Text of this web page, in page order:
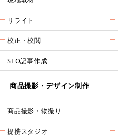
リライト
校正・校閲
SEO記事作成
商品撮影・デザイン制作
商品撮影・物撮り
提携スタジオ